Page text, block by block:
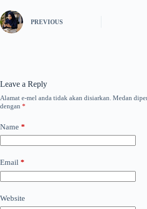
PREVIOUS
Leave a Reply
Alamat e-mel anda tidak akan disiarkan. Medan
dengan *
Name *
Email *
Website